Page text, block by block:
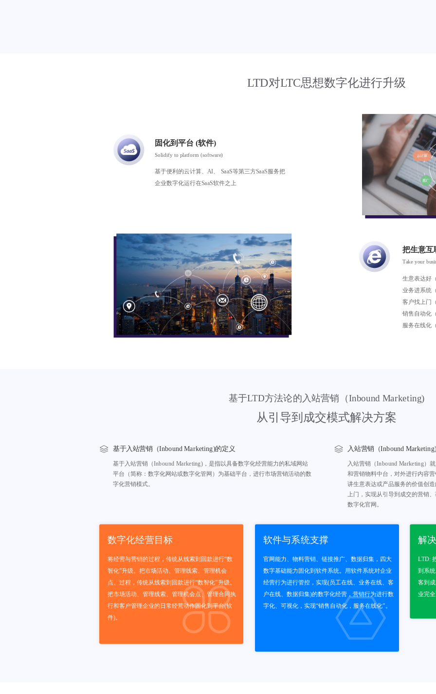
LTD对LTC思想数字化进行升级
固化到平台 (软件)
基于便利的云计算、AI、 SaaS等第三方SaaS服务把
企业数字化运行在SaaS软件之上
把生意互
生意表达好
业务进系统
客户找上门
销售自动化
服务在线化
Solidify to platform (software)
Take your
基于LTD方法论的入站营销（Inbound Marketing)
从引导到成交模式解决方案
基于入站营销（Inbound Marketing)的定义
基于入站营销（Inbound Marketing)，是指以具备数字化经营能力的私域网站
平台（简称：数字化网站或数字化管网）为基础平台，进行市场营销活动的数
字化营销模式。
入站营销（Inbound
入站营销（Inbound Marketing）
和营销物料中台，对外进行内容
讲生意表达或产品服务的价值创
上门，实现从引导到成交的营销
数字化官网。
数字化经营目标 软件与系统支撑 解
将经营与营销的过程，传统从线索到回款进行“数
智化”升级。把市场活动、管理线索、管理机会
点、过程，传统从线索到回款进行“数智化”升级。
把市场活动、管理线索、管理机会点、管理合同执
行和客户管理企业的日常经营动作固化到平台(软
件)。
官网能力、物料营销、链接推广、数据归集，四大
数字基础能力固化到软件系统。用软件系统对企业
经营行为进行管控，实现(员工在线、业务在线、客
户在线、数据归集)的数字化经营，营销行为进行数
字化、可视化，实现“销售自动化，服务在线化”。
LTD:
到系
客到
业完